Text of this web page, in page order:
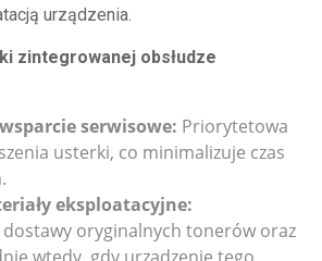
urządzenia.
zintegrowanej obsłudze
serwisowe: Priorytetowa
usterki, co minimalizuje czas
eksploatacyjne:
dostawy oryginalnych tonerów oraz